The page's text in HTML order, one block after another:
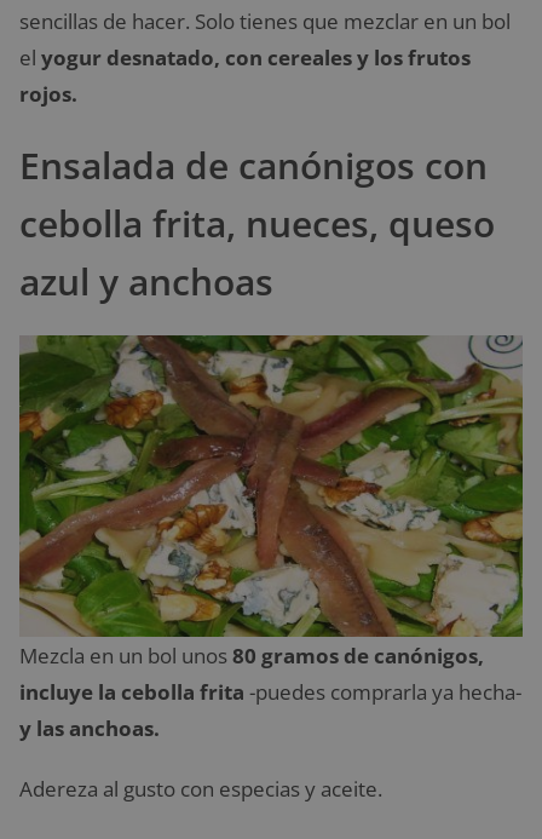
sencillas de hacer. Solo tienes que mezclar en un bol
el yogur desnatado, con cereales y los frutos
rojos.
Ensalada de canónigos con
cebolla frita, nueces, queso
azul y anchoas
Mezcla en un bol unos80 gramos de canónigos,
incluye la cebolla frita -puedes comprarla ya hecha-
y las anchoas.
Adereza al gusto con especias y aceite.